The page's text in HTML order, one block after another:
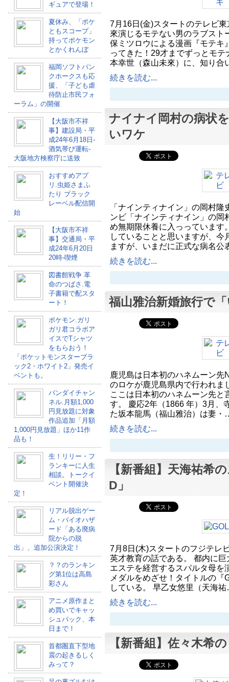
ギュアで登場！
夏休み、「ポケ
ともスコープ」
持ってポケモン
とかくれんぼ
福岡ソフトバン
クホークスも応
援、「子ども虐
待防止市民フォ
ーラム」の開催
【大阪市不祥
事】建設局・平
成24年6月18日-
酒気帯び運転-
大阪地方検察庁に送致
おすすめアプ
リ.虫姫さまふ
たり ブラック
レーベル配信開
始
【大阪市不祥
事】交通局・平
成24年6月20日
20時-喫煙
図書館戦争 革
命のつばさ.電
子書籍で配スタ
ート！
ポケモン.ガリ
ガリ君コラボア
イスでTシャツ
をもらおう！
「ポケットモンスターブラ
ック2・ホワイト2」発売イ
ベントも。
バンダイチャン
ネル.月額1,000
円見放題に対象
作品追加「月額
1,000円見放題」ほか11作
品も！
生！リリー・フ
ランキーに人生
相談。トークイ
ベント開催決
定！
リアル脱出ゲー
ム・バイオハザ
ード「ある廃病
院からの脱
出」、追加公演決定！
？？のランキン
グ第1位は高島
彩さん
アニメ原作まと
め買いでキャッ
シュバック、本
日まで！
首都圏直下型地
震の起きるしく
みって？
7月16日(金)スタートのテレビ
來演じるモテない男のラブスト
保ミツロウによる漫画『モテキ
ってきた！29才までずっとモ
本幸世（森山未來）に、知り
続きを読む...
ナイナイ岡村の病状
いワケ
「ナインティナイン」の岡村
ンビ「ナインティナイン」の岡
め無期限休養に入っっています
していることと思いますが、今
ますが、いまだに正式な病名
続きを読む...
福山雅治新婚旅行で
鹿児島は日本初のハネムーン先
のロケが鹿児島県内で行われま
ここは日本初のハネムーン先と
す。 慶応2年（1866 年）3月、
た坂本龍馬（福山雅治）は妻
続きを読む...
【新番組】天海祐希
D」
7月8日(木)スタートのフジテレ
英才教育の話である。 都内に
エステを経営するスパルタ母を
メダルをめざせ！タイトルの
している。 早乙女悠里（天海
続きを読む...
【新番組】佐々木希